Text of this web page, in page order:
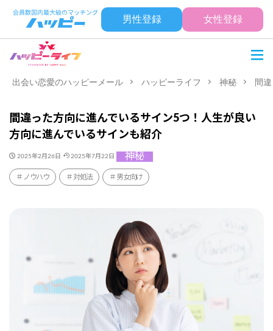
男性登録 女性登録
出会い恋愛のハッピーメール ハッピーライフ 神秘 間
間違った方向に進んでいるサイン5つ！人生が良い
方向に進んでいるサインも紹介
2025年2月26日 2025年7月22日 神秘
ノウハウ 対処法 男女向け